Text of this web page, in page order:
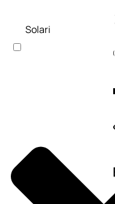
Solari